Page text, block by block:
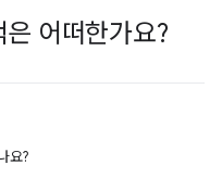
어떠한가요?
요?